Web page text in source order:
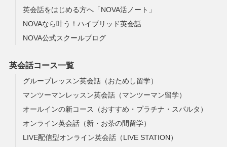
英会話をはじめる方へ「NOVA活ノート」
NOVAなら叶う！ハイブリッド英会話
NOVA公式スクールブログ
英会話コース一覧
グループレッスン英会話（おためし留学）
マンツーマンレッスン英会話（マンツーマン留学）
オールインの新コース（おすすめ・プラチナ・スパルタ）
オンライン英会話（新・お茶の間留学）
LIVE配信型オンライン英会話（LIVE STATION）